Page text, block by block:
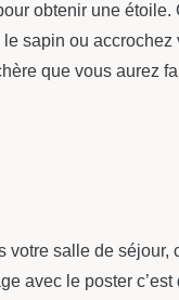
obtenir une
sapin ou accrochez
que vous aurez
votre salle de séjour,
avec le poster c’est